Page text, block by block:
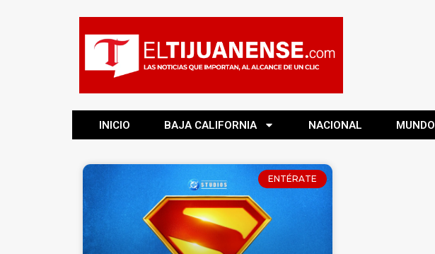
INICIO BAJA CALIFORNIA NACIONAL MUNDO
ENTÉRATE